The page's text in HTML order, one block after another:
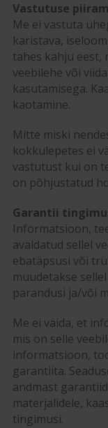
Vastutuse
Me ei vastuta
karistava,
tahes kahju eest,
veebilehe või
kasutamisega.
kaotamine.
Mitte miski
kokkulepetes ei
vastutust kui on
on põhjustatud
Garantii
Informatsioon,
avaldatud sellel
ebatäpsusi või
muudetakse
parandusi ja/või
Me ei väida, et
mis on selle
informatsioon,
garantiita.
andmast
materjalidele,
tingimusi.